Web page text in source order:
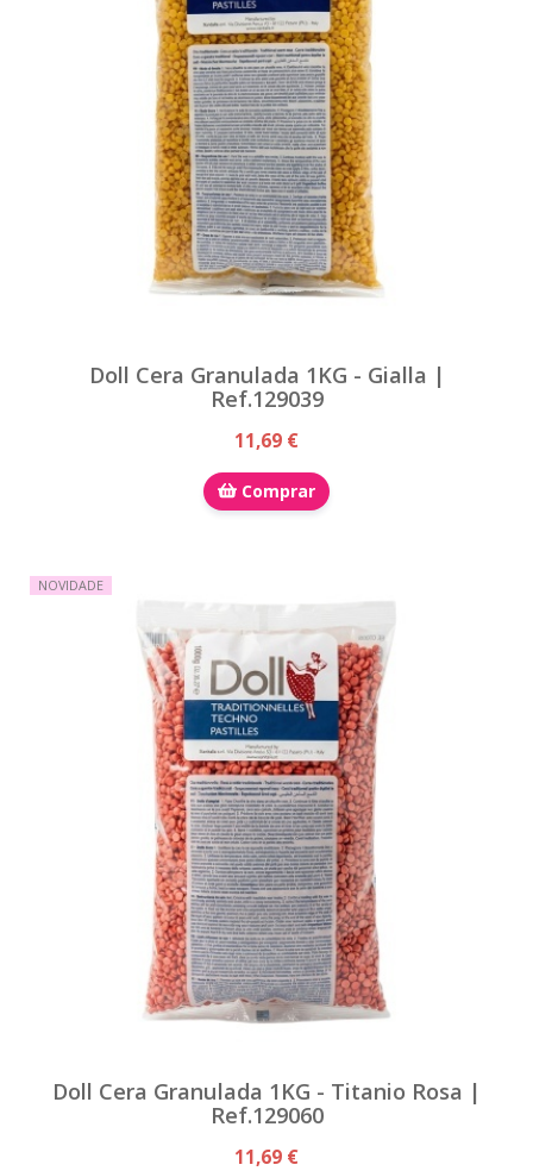
Doll Cera Granulada 1KG - Gialla |
Ref.129039
11,69 €
Comprar
NOVIDADE
Doll Cera Granulada 1KG - Titanio Rosa |
Ref.129060
11,69 €